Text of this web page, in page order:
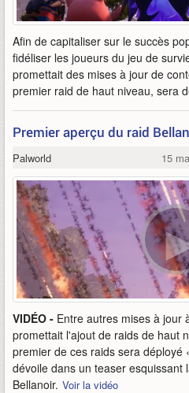
Afin de capitaliser sur le succès
fidéliser les joueurs du jeu de
promettait des mises à jour de
premier raid de haut niveau, sera
Premier aperçu du raid
Palworld 15
VIDÉO - Entre autres mises à jour
promettait l'ajout de raids de haut
premier de ces raids sera déployé
dévoile dans un teaser esquissant
Bellanoir. Voir la vidéo